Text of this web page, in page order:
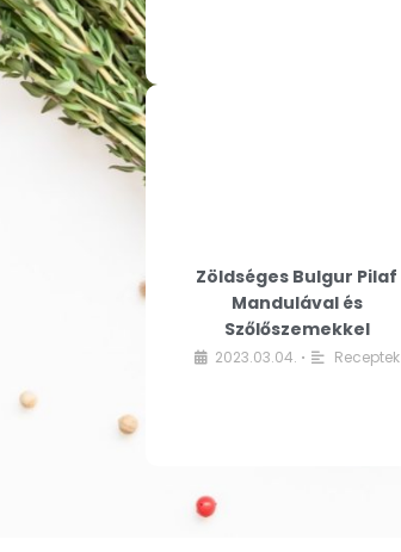
Zöldséges Bulgur Pilaf
Mandulával és
Szőlőszemekkel
2023.03.04. • Receptek